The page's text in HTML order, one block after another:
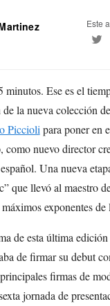
Este
Ese es el
la nueva colección
Piccioli para poner en
como nuevo director
Una nueva
que llevó al maestro
exponentes
de esta última
de firmar su debut
firmas de
jornada de